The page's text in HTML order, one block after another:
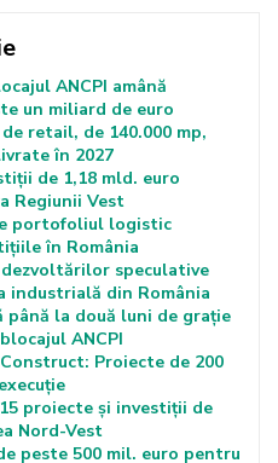
ANCPI amână
un miliard de euro
retail, de 140.000 mp,
în 2027
de 1,18 mld. euro
Regiunii Vest
portofoliul logistic
în România
dezvoltărilor speculative
industrială din România
până la două luni de grație
ANCPI
Proiecte de 200
proiecte și investiții de
Nord-Vest
peste 500 mil. euro pentru